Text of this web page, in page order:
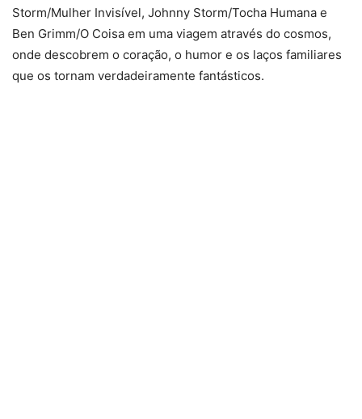
Storm/Mulher Invisível, Johnny Storm/Tocha Humana e
Ben Grimm/O Coisa em uma viagem através do cosmos,
onde descobrem o coração, o humor e os laços familiares
que os tornam verdadeiramente fantásticos.